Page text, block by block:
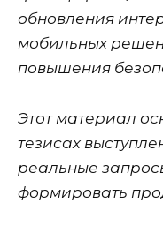
обновления
мобильных
повышения
Этот материал
тезисах
реальные
формировать